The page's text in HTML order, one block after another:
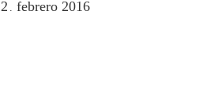
2 . febrero 2016